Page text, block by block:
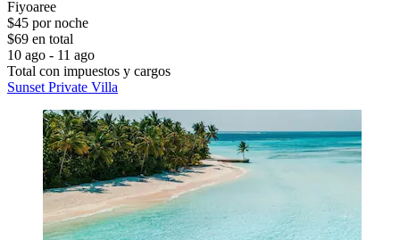
Fiyoaree
$45 por noche
$69 en total
10 ago - 11 ago
Total con impuestos y cargos
Sunset Private Villa